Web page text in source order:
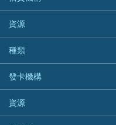
稅季/稅務貸款
網上貸款
結餘轉戶(清卡數貸款)
銀行貸款
財務公司貸款
免入息貸款
免TU貸款
BEA 東亞銀行
BOC 中國銀行
Cashing Pro 優尚信貸
CCB(Asia) 中國建設銀行 (亞洲)
Citibank 花旗銀行
CNCBI 信銀國際
資源
如何申請個人貸款
如何管理個人貸款
個人貸款有用資訊
清卡數貸款教學
循環貸款教學
種類
網購優惠
精選外幣網購信用卡
尊尚信用卡
發卡機構
Citibank花旗銀行
AE美國運通
資源